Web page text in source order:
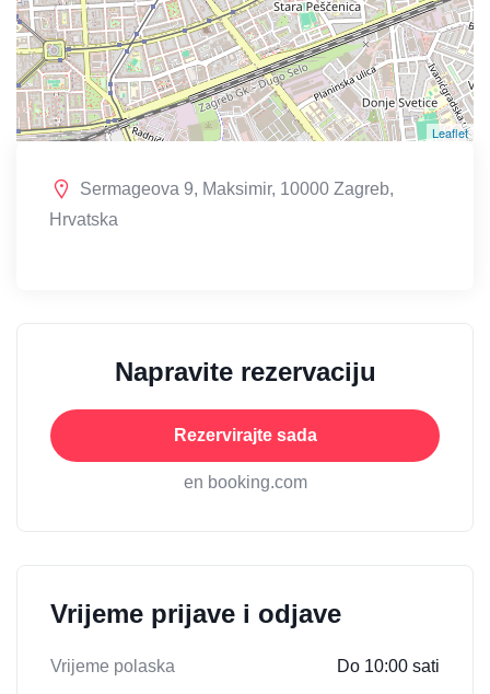
Leaflet
Sermageova 9, Maksimir, 10000 Zagreb,
Hrvatska
Napravite rezervaciju
Rezervirajte sada
en booking.com
Vrijeme prijave i odjave
Vrijeme polaska Do 10:00 sati